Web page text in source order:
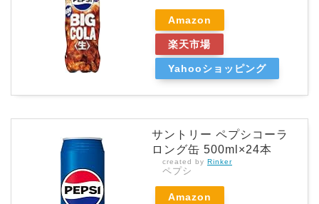
Amazon
楽天市場
Yahooショッピング
サントリー ペプシコーラ
ロング缶 500ml×24本
created by Rinker
ペプシ
Amazon